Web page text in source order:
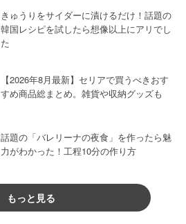
きゅうりをサイダーに漬けるだけ！話題の
韓国レシピを試したら想像以上にアリでし
た
【2026年8月最新】セリアで買うべきおす
すめ商品総まとめ。雑貨や収納グッズも
話題の「バレリーナの夜食」を作ったら魅
力がわかった！工程10分の作り方
もっと見る